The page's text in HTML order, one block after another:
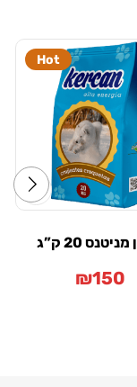
Hot
20 ק”ג
₪150